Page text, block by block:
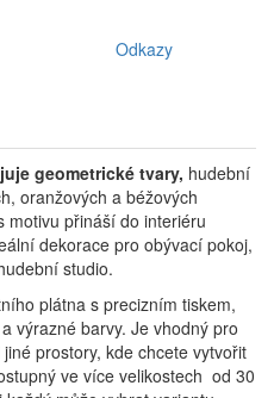
Odkazy
geometrické tvary, hudební
oranžových a béžových
motivu přináší do interiéru
dekorace pro obývací pokoj,
studio.
plátna s precizním tiskem,
výrazné barvy. Je vhodný pro
prostory, kde chcete vytvořit
ve více velikostech od 30